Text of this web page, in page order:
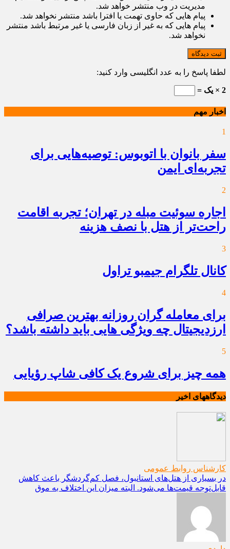
مدیریت در وب منتشر خواهد شد.
پیام هایی که حاوی تهمت یا افترا باشد منتشر نخواهد شد.
پیام هایی که به غیر از زبان فارسی یا غیر مرتبط باشد منتشر
نخواهد شد.
ثبت دیدگاه
لطفا پاسخ را به عدد انگلیسی وارد کنید:
2 × یک =
اخبار مهم
1
سفر بانوان با اتوبوس: توصیه‌هایی برای
تجربه‌ای ایمن
2
اجاره سوئیت مبله در تهران؛ تجربه اقامت
راحت‌تر از هتل با نصف هزینه
3
کانال تلگرام جیمبو تراول
4
برای معامله گران روزانه بهترین صرافی
ارزدیجیتال چه ویژگی هایی باید داشته باشد؟
5
همه چیز برای شروع یک کافی شاپ رؤیایی
دیدگاههای اخیر
کارشناس روابط عمومی
در بسیاری از هتل‌های استانبول، فصل کم‌گردشگر باعث کاهش
قابل‌توجه قیمت‌ها می‌شود. البته میزان این اختلاف به موق